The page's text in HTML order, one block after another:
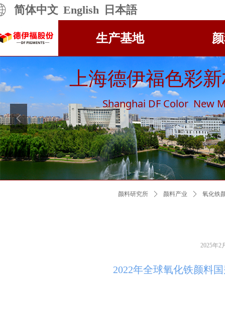
生产基地
上海德伊福色彩
Shanghai DF Color New
넳
简体中文 English 日本語
颜料研究所 ꄲ 颜料产业 ꄲ 氧化铁
2022年全球氧化铁颜料
2025年2